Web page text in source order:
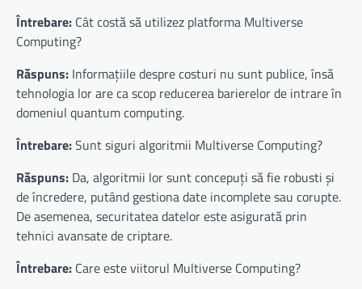
Întrebare: Cât costă să utilizez platforma Multiverse
Computing?
Răspuns: Informațiile despre costuri nu sunt publice, însă
tehnologia lor are ca scop reducerea barierelor de intrare în
domeniul quantum computing.
Întrebare:Sunt siguri algoritmii Multiverse Computing?
Răspuns: Da, algoritmii lor sunt concepuți să fie robusti și
de încredere, putând gestiona date incomplete sau corupte.
De asemenea, securitatea datelor este asigurată prin
tehnici avansate de criptare.
Întrebare: Care este viitorul Multiverse Computing?